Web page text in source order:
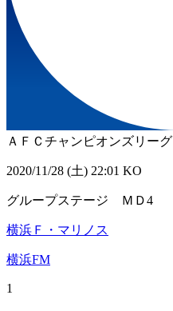
ＡＦＣチャンピオンズリーグ
2020/11/28 (土) 22:01 KO
グループステージ ＭＤ4
横浜Ｆ・マリノス
横浜FM
1